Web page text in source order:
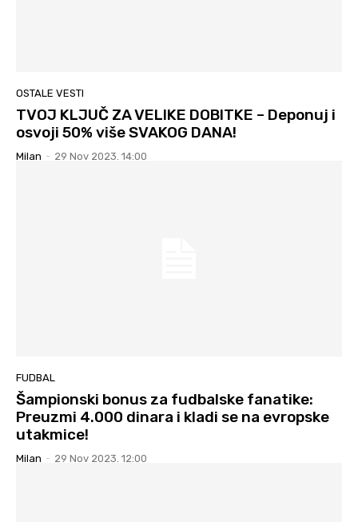
OSTALE VESTI
TVOJ KLJUČ ZA VELIKE DOBITKE – Deponuj i
osvoji 50% više SVAKOG DANA!
Milan - 29 Nov 2023. 14:00
FUDBAL
Šampionski bonus za fudbalske fanatike:
Preuzmi 4.000 dinara i kladi se na evropske
utakmice!
Milan - 29 Nov 2023. 12:00